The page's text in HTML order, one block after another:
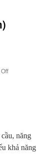
on
tương
đối
(Phạm
năng
khả năng